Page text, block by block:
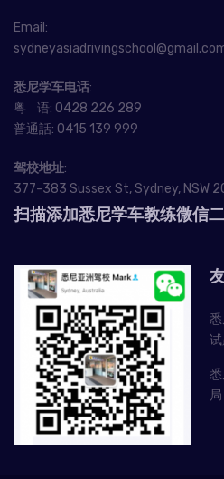
Email:
悉尼学车电话:
粤 语: 0428 226 289
普通話: 0415 139 999
驾校地址:
377-383 Sussex St, Sydney, NSW
扫描添加悉尼学车教练微信
局